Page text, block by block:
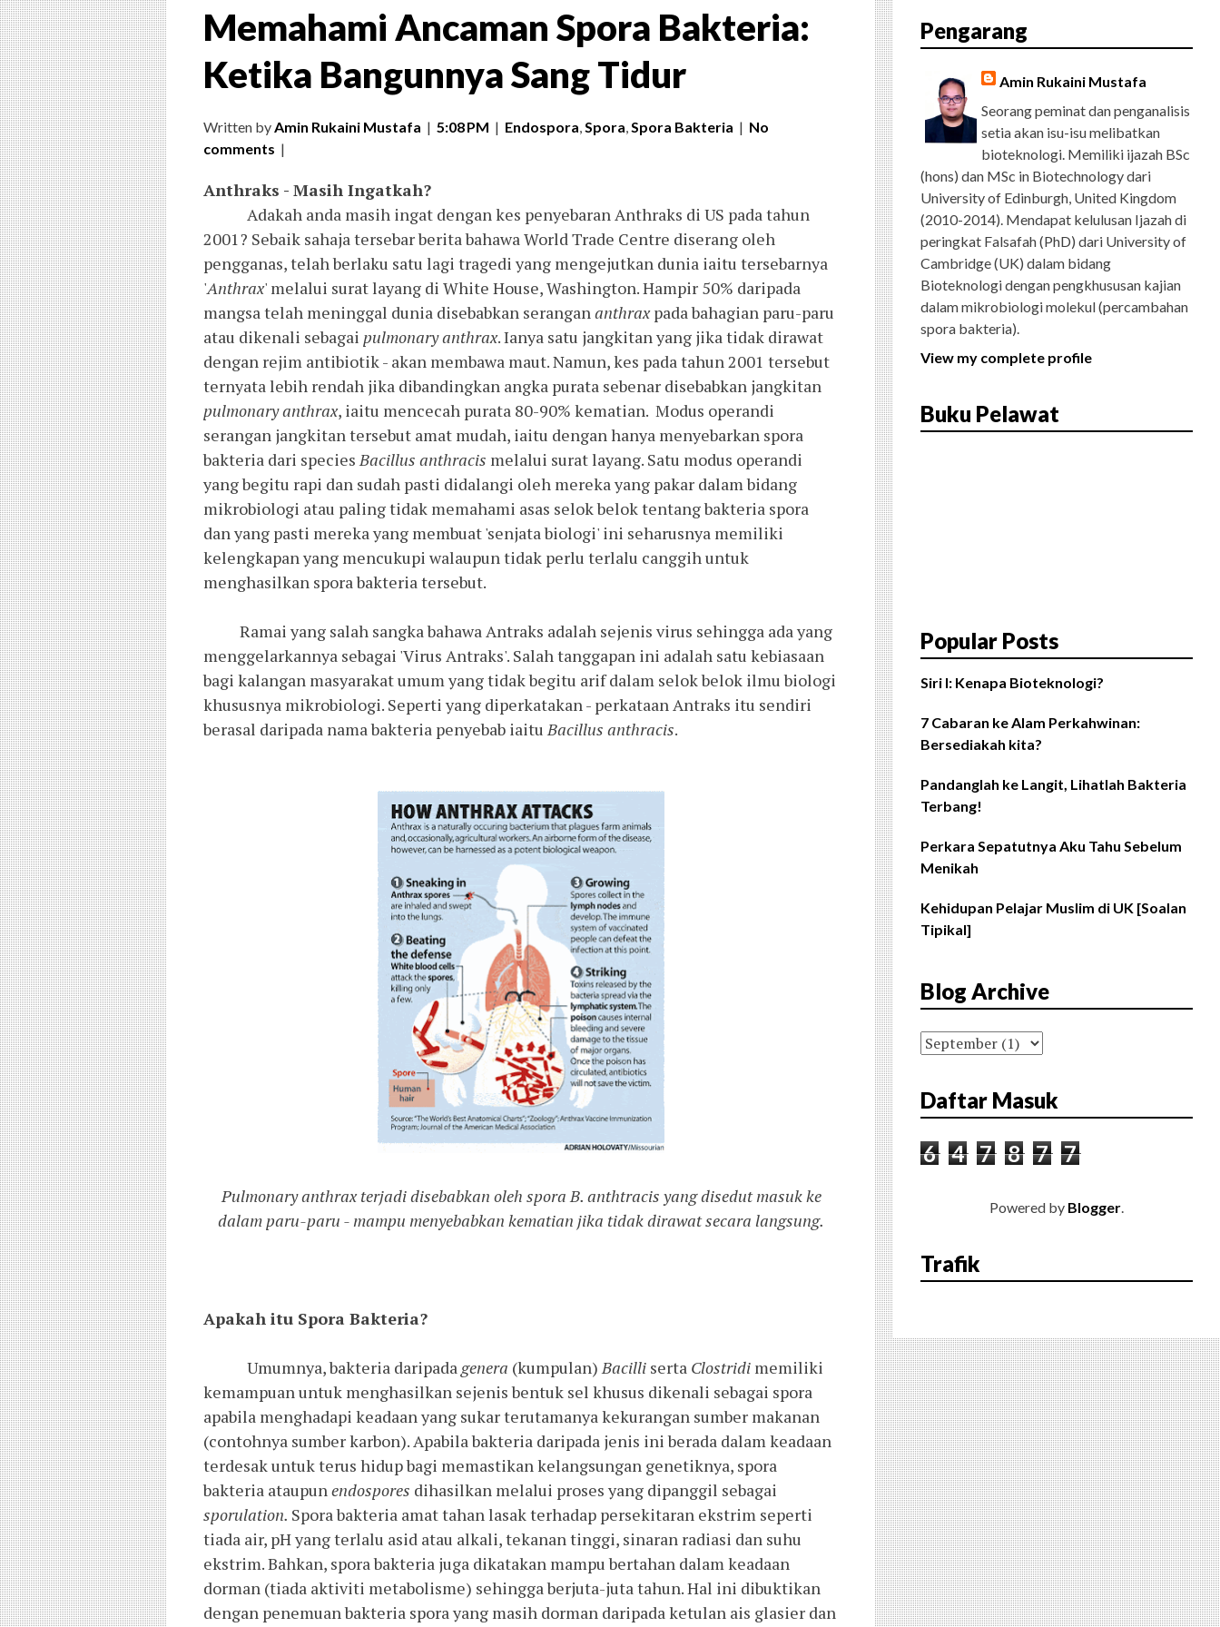
T
T
E
R
L
E
L
U
S
A
G
A
B
R
S
Memahami Ancaman Spora Bakteria:
Ketika Bangunnya Sang Tidur
Written byAmin Rukaini Mustafa | 5:08 PM | Endospora,Spora,Spora Bakteria | No
comments |
Anthraks - Masih Ingatkah?
Adakah anda masih ingat dengan kes penyebaran Anthraks di US pada tahun
2001? Sebaik sahaja tersebar berita bahawa World Trade Centre diserang oleh
pengganas, telah berlaku satu lagi tragedi yang mengejutkan dunia iaitu tersebarnya
'Anthrax' melalui surat layang di White House, Washington. Hampir 50% daripada
mangsa telah meninggal dunia disebabkan serangananthraxpadabahagian paru-paru
atau dikenali sebagai pulmonary anthrax. Ianya satu jangkitan yang jika tidak dirawat
dengan rejim antibiotik - akan membawa maut. Namun, kes pada tahun 2001 tersebut
ternyata lebih rendah jika dibandingkan angka purata sebenar disebabkan jangkitan
pulmonary anthrax, iaitu mencecah purata 80-90% kematian. Modus operandi
serangan jangkitan tersebut amat mudah, iaitu dengan hanya menyebarkan spora
bakteria dari speciesBacillus anthracis melalui surat layang. Satu modus operandi
yang begitu rapi dan sudah pasti didalangi oleh mereka yang pakar dalam bidang
mikrobiologi atau paling tidak memahami asas selok belok tentang bakteria spora
dan yang pasti mereka yang membuat 'senjata biologi' ini seharusnya memiliki
kelengkapan yang mencukupi walaupun tidak perlu terlalu canggih untuk
menghasilkan spora bakteria tersebut.
Ramai yang salah sangka bahawa Antraks adalah sejenis virus sehingga ada yang
menggelarkannya sebagai 'Virus Antraks'. Salah tanggapan ini adalah satu kebiasaan
bagi kalangan masyarakat umum yang tidak begitu arif dalam selok belok ilmu biologi
khususnya mikrobiologi. Seperti yang diperkatakan - perkataan Antraks itu sendiri
berasal daripada nama bakteria penyebab iaituBacillus anthracis.
Pulmonary anthrax terjadi disebabkan oleh spora B. anthtracis yang disedut masuk ke
dalam paru-paru - mampu menyebabkan kematian jika tidak dirawat secara langsung.
Apakah itu Spora Bakteria?
Umumnya, bakteria daripada genera (kumpulan)Bacilli serta Clostridi memiliki
kemampuan untuk menghasilkan sejenis bentuk sel khusus dikenali sebagai spora
apabila menghadapi keadaan yang sukar terutamanya kekurangan sumber makanan
(contohnya sumber karbon). Apabila bakteria daripada jenis ini berada dalam keadaan
terdesak untuk terus hidup bagi memastikan kelangsungan genetiknya, spora
bakteria ataupunendospores dihasilkan melalui proses yang dipanggil sebagai
sporulation. Spora bakteria amat tahan lasak terhadap persekitaran ekstrim seperti
tiada air, pH yang terlalu asid atau alkali, tekanan tinggi, sinaran radiasi dan suhu
ekstrim. Bahkan, spora bakteria juga dikatakan mampu bertahan dalam keadaan
dorman (tiada aktiviti metabolisme) sehingga berjuta-juta tahun. Hal ini dibuktikan
dengan penemuan bakteria spora yang masih dorman daripada ketulan ais glasier dan
Pengarang
Amin Rukaini Mustafa
Seorang peminat dan penganalisis
setia akan isu-isu melibatkan
bioteknologi. Memiliki ijazah BSc
(hons) dan MSc in Biotechnology dari
University of Edinburgh, United Kingdom
(2010-2014). Mendapat kelulusan Ijazah di
peringkat Falsafah (PhD) dari University of
Cambridge (UK) dalam bidang
Bioteknologi dengan pengkhususan kajian
dalam mikrobiologi molekul (percambahan
spora bakteria).
View my complete profile
Buku Pelawat
Popular Posts
Siri I: Kenapa Bioteknologi?
7 Cabaran ke Alam Perkahwinan:
Bersediakah kita?
Pandanglah ke Langit, Lihatlah Bakteria
Terbang!
Perkara Sepatutnya Aku Tahu Sebelum
Menikah
Kehidupan Pelajar Muslim di UK [Soalan
Tipikal]
Blog Archive
Daftar Masuk
6 4 7 8 7 7
Powered by Blogger.
Trafik